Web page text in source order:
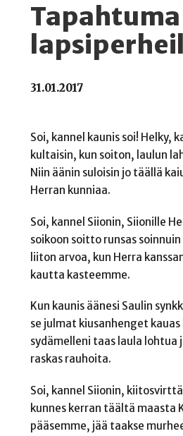
Tapahtuma
31.01.2017
Soi, kannel kaunis soi! Helky,
kultaisin, kun soiton, laulun
Niin äänin suloisin jo täällä
Herran kunniaa.
Soi, kannel Siionin, Siionille
soikoon soitto runsas
liiton arvoa, kun Herra
kautta kasteemme.
Kun kaunis äänesi Saulin
se julmat kiusanhenget
sydämelleni taas laula lohtua
raskas rauhoita.
Soi, kannel Siionin,
kunnes kerran täältä maasta
pääsemme, jää taakse